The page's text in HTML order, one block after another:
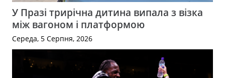
У Празі трирічна дитина випала з візка
між вагоном і платформою
Середа, 5 Серпня, 2026